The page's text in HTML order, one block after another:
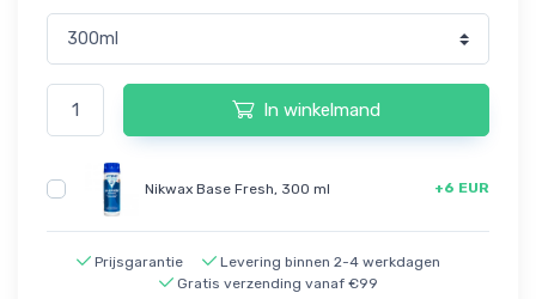
In winkelmand
Nikwax Base Fresh, 300 ml +6 EUR
Prijsgarantie
Levering binnen 2-4 werkdagen
Gratis verzending vanaf €99